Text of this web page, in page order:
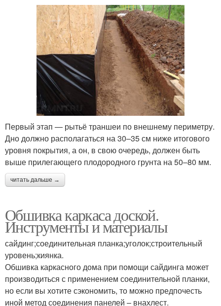
Первый этап — рытьё траншеи по внешнему периметру.
Дно должно располагаться на 30–35 см ниже итогового
уровня покрытия, а он, в свою очередь, должен быть
выше прилегающего плодородного грунта на 50–80 мм.
читать дальше →
Обшивка каркаса доской.
Инструменты и материалы
сайдинг;соединительная планка;уголок;строительный
уровень;киянка.
Обшивка каркасного дома при помощи сайдинга может
производиться с применением соединительной планки,
но если вы хотите сэкономить, то можно предпочесть
иной метод соединения панелей – внахлест.